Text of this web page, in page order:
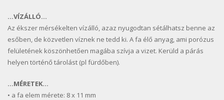
…VÍZÁLLÓ…
Az ékszer mérsékelten vízálló, azaz nyugodtan sétálhatsz benne az
esőben, de közvetlen víznek ne tedd ki. A fa élő anyag, ami porózus
felületének köszönhetően magába szívja a vizet. Kerüld a párás
helyen történő tárolást (pl fürdőben).
…MÉRETEK…
• a fa elem mérete: 8 x 11 mm